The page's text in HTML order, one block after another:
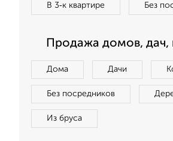
В 3‑к квартире Без
Продажа домов, дач,
Дома Дачи
Без посредников
Из бруса